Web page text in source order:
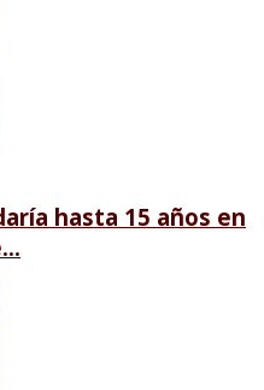
hasta 15 años en